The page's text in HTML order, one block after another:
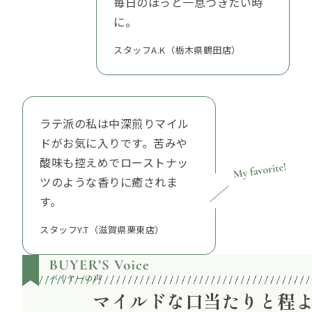
に。
スタッフA.K（栃木県鶴田店）
ラテ派の私は中深煎りマイル
ドがお気に入りです。苦みや
酸味も控えめでローストナッ
ツのような香りに癒されま
す。
スタッフY.T（滋賀県栗東店）
マイルドな口当たりと程